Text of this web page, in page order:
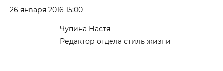
ПОКОЛЕНИЕ
26 января 2016 15:00
Чупина Настя
Редактор отдела стиль жизни